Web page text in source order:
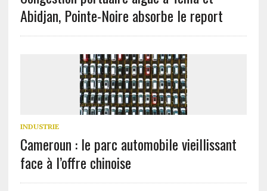
Abidjan, Pointe-Noire absorbe le report
INDUSTRIE
Cameroun : le parc automobile vieillissant
face à l’offre chinoise